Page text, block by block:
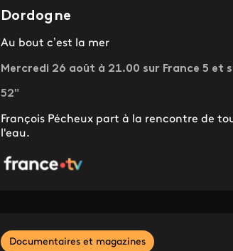
Dordogne
Au bout c’est la mer
Mercredi 26 août à 21.00 sur France 5 et
52"
François Pécheux part à la rencontre de
l'eau.
Documentaires et magazines